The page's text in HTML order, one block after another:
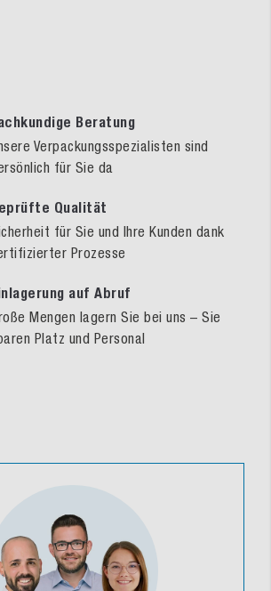
Beratung
Verpackungsspezialisten sind
für Sie da
Qualität
für Sie und Ihre Kunden dank
Prozesse
auf Abruf
Mengen lagern Sie bei uns – Sie
Platz und Personal